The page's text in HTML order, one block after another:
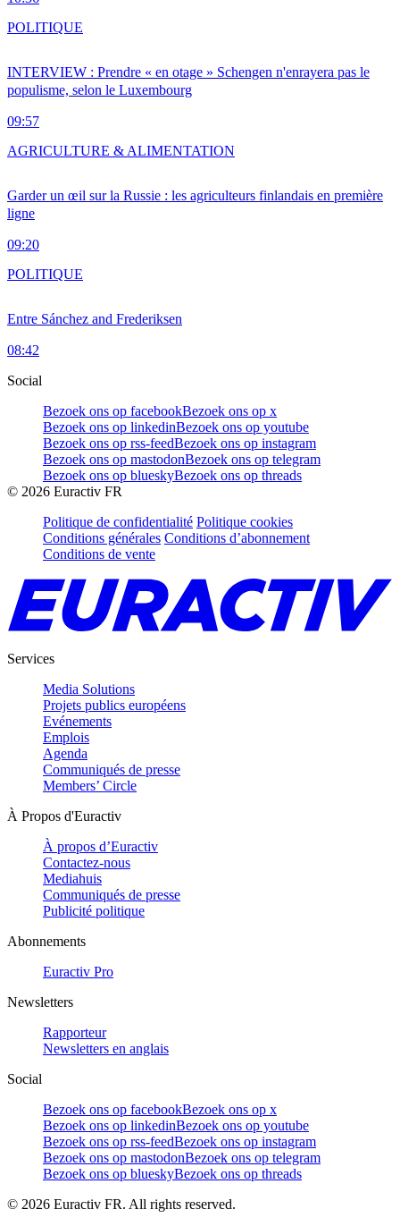
INTERVIEW : Prendre « en otage » Schengen n'enrayera pas le
populisme, selon le Luxembourg
09:57
POLITIQUE
Garder un œil sur la Russie : les agriculteurs finlandais en première
ligne
09:20
AGRICULTURE & ALIMENTATION
Entre Sánchez and Frederiksen
08:42
POLITIQUE
Social
Bezoek ons op facebookBezoek ons op x
Bezoek ons op linkedinBezoek ons op youtube
Bezoek ons op rss-feedBezoek ons op instagram
Bezoek ons op mastodonBezoek ons op telegram
Bezoek ons op blueskyBezoek ons op threads
© 2026 Euractiv FR
Politique de confidentialité Politique cookies
Conditions générales Conditions d’abonnement
Conditions de vente
Services
Media Solutions
Projets publics européens
Evénements
Emplois
Agenda
Communiqués de presse
Members’ Circle
À Propos d'Euractiv
À propos d’Euractiv
Contactez-nous
Mediahuis
Communiqués de presse
Publicité politique
Abonnements
Euractiv Pro
Newsletters
Rapporteur
Newsletters en anglais
Social
Bezoek ons op facebookBezoek ons op x
Bezoek ons op linkedinBezoek ons op youtube
Bezoek ons op rss-feedBezoek ons op instagram
Bezoek ons op mastodonBezoek ons op telegram
Bezoek ons op blueskyBezoek ons op threads
© 2026 Euractiv FR. All rights reserved.